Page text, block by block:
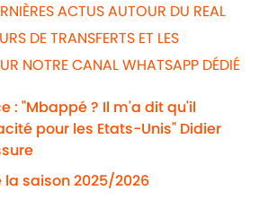
ACTUS AUTOUR DU REAL
DE TRANSFERTS ET LES
NOTRE CANAL WHATSAPP DÉDIÉ
: "Mbappé ? Il m'a dit qu'il
pour les Etats-Unis" Didier
la saison 2025/2026